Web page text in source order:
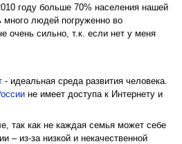
году больше 70% населения нашей
много людей погруженно во
очень сильно, т.к. если нет у меня
- идеальная среда развития человека.
не имеет доступа к Интернету и
так как не каждая семья может себе
– из-за низкой и некачественной